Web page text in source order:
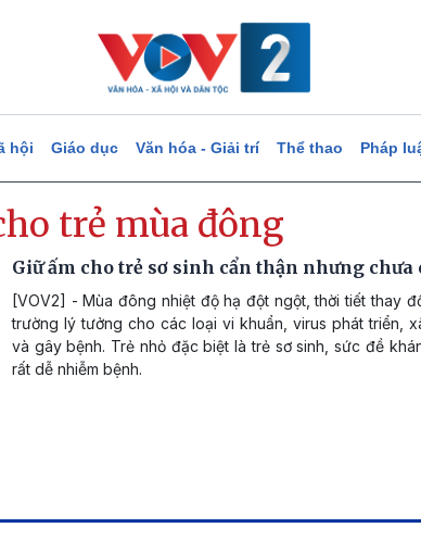
hội Giáo dục Văn hóa - Giải trí Thể thao Pháp
trẻ mùa đông
Giữ ấm cho trẻ sơ sinh cẩn thận nhưng chưa
[VOV2] - Mùa đông nhiệt độ hạ đột ngột, thời tiết thay
trường lý tưởng cho các loại vi khuẩn, virus phát triển,
và gây bệnh. Trẻ nhỏ đặc biệt là trẻ sơ sinh, sức đề
rất dễ nhiễm bệnh.